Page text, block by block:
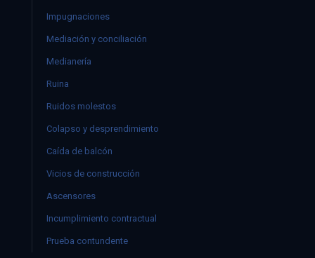
Impugnaciones
Mediación y conciliación
Medianería
Ruina
Ruidos molestos
Colapso y desprendimiento
Caída de balcón
Vicios de construcción
Ascensores
Incumplimiento contractual
Prueba contundente